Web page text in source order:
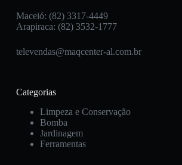
Maceió: (82) 3317-4449
Arapiraca: (82) 3532-1777
televendas@maqcenter-al.com.br
Categorias
Limpeza e Conservação
Bomba
Jardinagem
Ferramentas